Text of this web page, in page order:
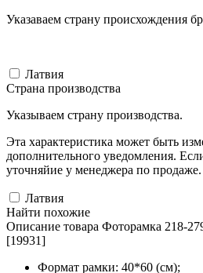
Указаваем страну происхождения
Латвия
Страна производства
Указываем страну производства.
Эта характеристика может быть
дополнительного уведомления.
уточняйие у менеджера по продаже.
Латвия
Найти похожие
Описание товара Фоторамка 218-
[19931]
Формат рамки: 40*60 (см);